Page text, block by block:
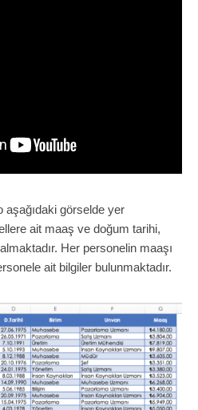
aşağıdaki görselde yer
ait maaş ve doğum tarihi,
Her personelin maaşı
ait bilgiler bulunmaktadır.